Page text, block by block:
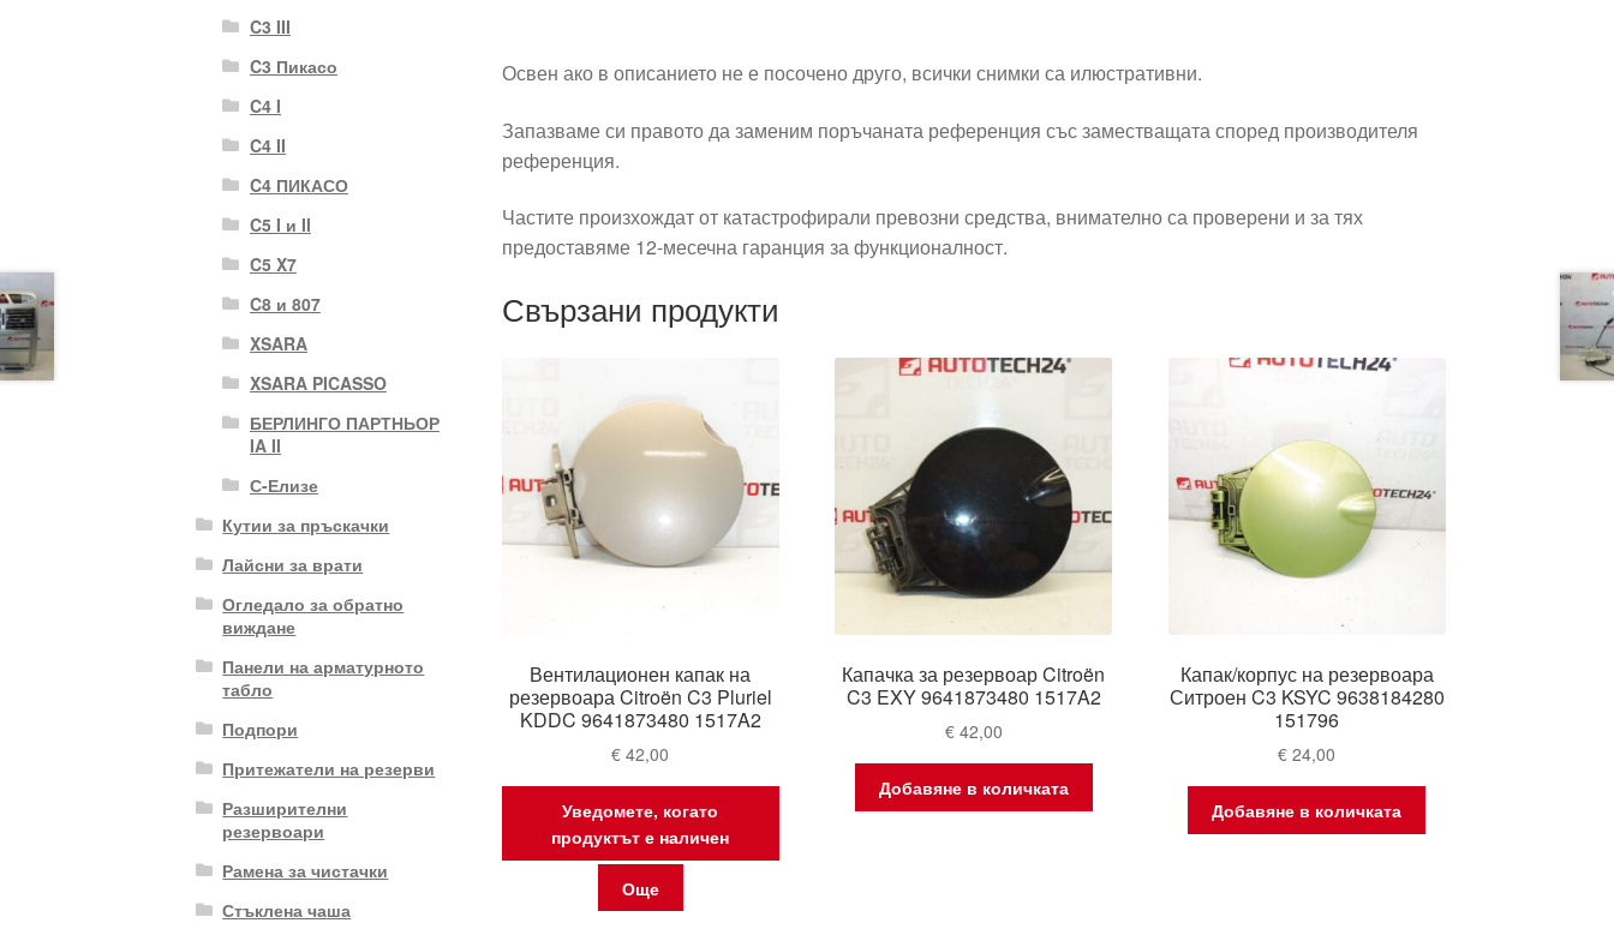
Освен ако в описанието не е посочено друго, всички снимки са илюстративни.
Запазваме си правото да заменим поръчаната референция със заместващата според производителя
референция.
Частите произхождат от катастрофирали превозни средства, внимателно са проверени и за тях
предоставяме 12-месечна гаранция за функционалност.
Свързани продукти
Вентилационен капак на
резервоара Citroën C3 Pluriel
KDDC 9641873480 1517A2
€ 42,00
Уведомете, когато
продуктът е наличен
Още
Капачка за резервоар Citroën
C3 EXY 9641873480 1517A2
€42,00
Добавяне в количката
Капак/корпус на резервоара
Ситроен C3 KSYC 9638184280
151796
€ 24,00
Добавяне в количката
C3 III
C3 Пикасо
C4 I
C4 II
C4 ПИКАСО
C5 I и II
C5 X7
C8 и 807
XSARA
XSARA PICASSO
БЕРЛИНГО ПАРТНЬОР
IA II
С-Елизе
Кутии за пръскачки
Лайсни за врати
Огледало за обратно
виждане
Панели на арматурното
табло
Подпори
Притежатели на резерви
Разширителни
резервоари
Рамена за чистачки
Стъклена чаша